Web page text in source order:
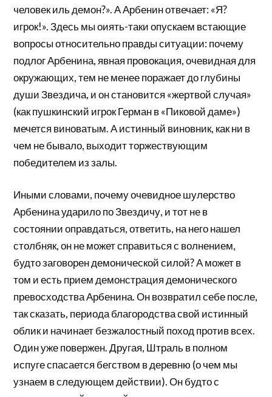
человек иль демон?». А Арбенин отвечает: «Я?
игрок!». Здесь мы оиять-таки опускаем встающие
вопросы относительно правды ситуации: почему
подлог Арбенина, явная провокация, очевидная для
окружающих, тем не менее поражает до глубины
души Звездича, и он становится «жертвой случая»
(как пушкинский игрок Герман в «Пиковой даме»)
мечется виноватым. А истинный виновник, как ни в
чем не бывало, выходит торжествующим
победителем из залы.
Иными словами, почему очевидное шулерство
Арбенина ударило по Звездичу, и тот не в
состоянии оправдаться, ответить, на него нашел
столбняк, он не может справиться с волнением,
будто заговорен демонической силой? А может в
том и есть прием демонстрация демонического
превосходства Арбенина. Он возвратил себе после,
так сказать, периода благородства свой истинный
облик и начинает безжалостный поход против всех.
Один уже повержен. Другая, Штраль в полном
испуге спасается бегством в деревню (о чем мы
узнаем в следующем действии). Он будто с